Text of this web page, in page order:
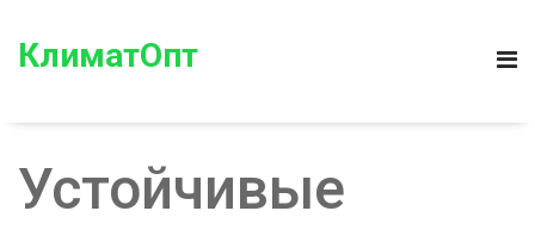
КлиматОпт
Устойчивые